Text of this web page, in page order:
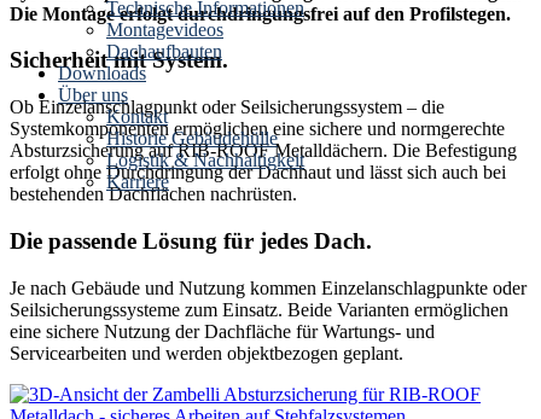
Technische Informationen
Montagevideos
Dachaufbauten
Downloads
Über uns
Kontakt
Historie Gebäudehülle
Logistik & Nachhaltigkeit
Karriere
Die Montage erfolgt durchdringungsfrei auf den Profilstegen.
Sicherheit mit System.
Ob Einzelanschlagpunkt oder Seilsicherungssystem – die
Systemkomponenten ermöglichen eine sichere und normgerechte
Absturzsicherung auf RIB-ROOF Metalldächern. Die Befestigung
erfolgt ohne Durchdringung der Dachhaut und lässt sich auch bei
bestehenden Dachflächen nachrüsten.
Die passende Lösung für jedes Dach.
Je nach Gebäude und Nutzung kommen Einzelanschlagpunkte oder
Seilsicherungssysteme zum Einsatz. Beide Varianten ermöglichen
eine sichere Nutzung der Dachfläche für Wartungs- und
Servicearbeiten und werden objektbezogen geplant.